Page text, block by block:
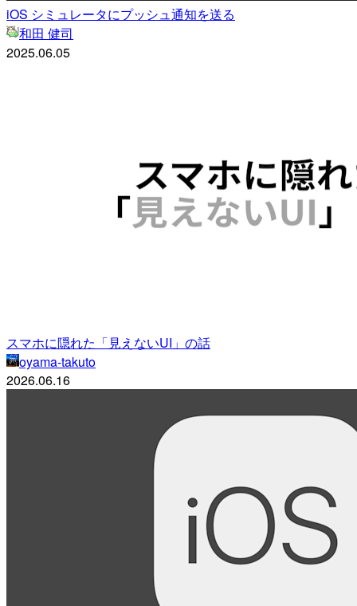
iOS シミュレータにプッシュ通知を送る
和田 健司
2025.06.05
スマホに隠れた「見えないUI」の話
oyama-takuto
2026.06.16